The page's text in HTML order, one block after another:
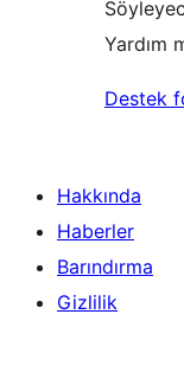
Yardım
Destek
Hakkında
Haberler
Barındırma
Gizlilik